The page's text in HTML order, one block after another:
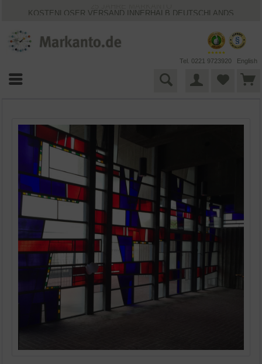
KOSTENLOSER VERSAND INNERHALB DEUTSCHLANDS
BESTPRICE-GARANTIE
Tel. 0221 9723920 English